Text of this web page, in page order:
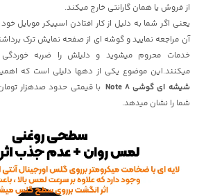
از فروش یا همان گارانتی خارج میکند.
یعنی اگر شما به دلیل از کار افتادن اسپیکر موبایل
آن مراجعه نمایید و گوشه ای از صفحه نمایش ترک
خدمات محروم میشوید و دلیلش را ضربه
میکنند.این موضوع یکی از دهها دلیلی است که
شیشه ای گوشی Note 8
با قیمتی حدود صدهزار
شما را نشان میدهد.